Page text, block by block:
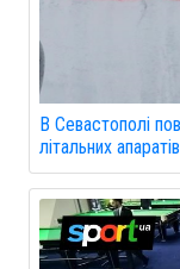
В Севастополі
літальних